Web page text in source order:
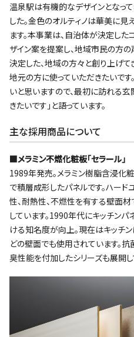
温泉駅は有機的なデザインとなっ
した。金色のオルティノは華美に見
ます。本事業は、自治体が決定し
ザイン案を提案し、地域市民の方
決定した、地域の方々と創り上げて
地元の方に使っていただきたいで
いと思いますので、最初に訪れる
きたいです｣と語っています。
主な採用商品について
■メラミン不燃化粧板｢セラール｣
1989年発売。メラミン樹脂含浸化
で積層成形したパネルです。ハー
性、耐熱性、不燃性を有する壁面
しています。1990年代にキッチンパ
ける知名度が向上。現在はキッチ
どの壁面でも使用されています。
臭性能を付加したシリーズも展開し